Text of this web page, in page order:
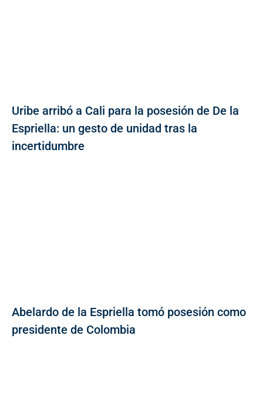
Uribe arribó a Cali para la posesión de De la
Espriella: un gesto de unidad tras la
incertidumbre
Abelardo de la Espriella tomó posesión como
presidente de Colombia